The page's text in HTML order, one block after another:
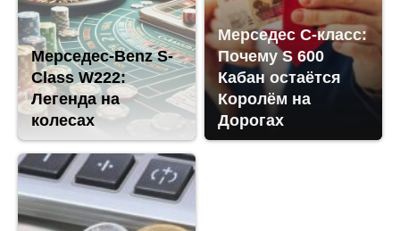
Мерседес-Benz S-
Class W222:
Легенда на
колесах
Мерседес С-класс:
Почему S 600
Кабан остаётся
Королём на
Дорогах